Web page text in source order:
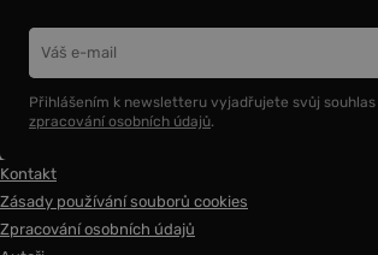
Přihlášením k newsletteru vyjadřujete svůj souhlas
zpracování osobních údajů.
Kontakt
Zásady používání souborů cookies
Zpracování osobních údajů